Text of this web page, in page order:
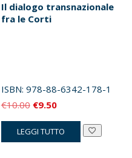
Il dialogo transnazionale
fra le Corti
ISBN: 978-88-6342-178-1
€10.00 Il
prezzo
originale
€9.50Il
prezzo
attuale
LEGGI TUTTO